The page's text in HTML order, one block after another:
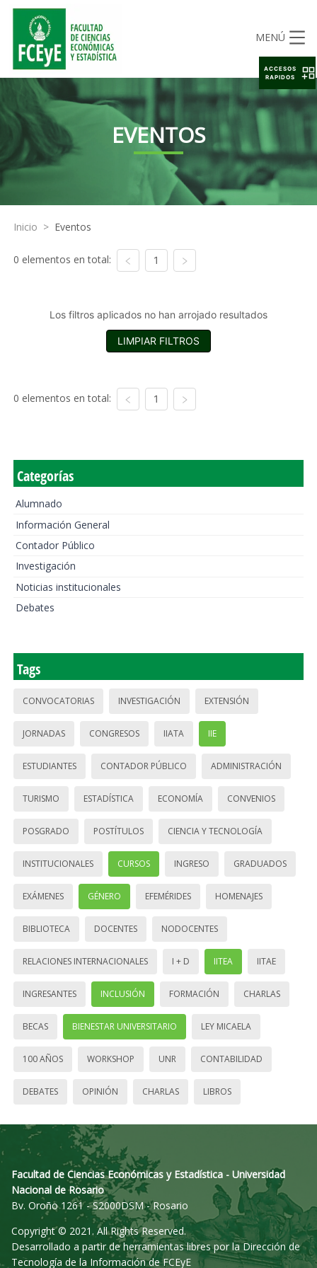
MENÚ
EVENTOS
Inicio > Eventos
0 elementos en total: 1
Los filtros aplicados no han arrojado resultados
LIMPIAR FILTROS
0 elementos en total: 1
Categorías
Alumnado
Información General
Contador Público
Investigación
Noticias institucionales
Debates
Tags
CONVOCATORIAS INVESTIGACIÓN EXTENSIÓN
JORNADAS CONGRESOS IIATA IIE
ESTUDIANTES CONTADOR PÚBLICO ADMINISTRACIÓN
TURISMO ESTADÍSTICA ECONOMÍA CONVENIOS
POSGRADO POSTÍTULOS CIENCIA Y TECNOLOGÍA
INSTITUCIONALES CURSOS INGRESO GRADUADOS
EXÁMENES GÉNERO EFEMÉRIDES HOMENAJES
BIBLIOTECA DOCENTES NODOCENTES
RELACIONES INTERNACIONALES I + D IITEA IITAE
INGRESANTES INCLUSIÓN FORMACIÓN CHARLAS
BECAS BIENESTAR UNIVERSITARIO LEY MICAELA
100 AÑOS WORKSHOP UNR CONTABILIDAD
DEBATES OPINIÓN CHARLAS LIBROS
Facultad de Ciencias Económicas y Estadística - Universidad
Nacional de Rosario
Bv. Oroño 1261 - S2000DSM - Rosario
Copyright © 2021. All Rights Reserved.
Desarrollado a partir de herramientas libres por la Dirección de
Tecnología de la Información de FCEyE
ACCESOS
RAPIDOS